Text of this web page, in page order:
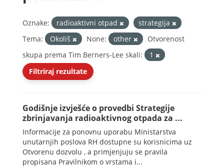
Oznake: radioaktivni otpad
strategija
Tema:
Okoliš None: other
Otvorenost
skupa prema Tim Berners-Lee skali:
1
Filtriraj rezultate
Godišnje izvješće o provedbi Strategije
zbrinjavanja radioaktivnog otpada za ...
Informacije za ponovnu uporabu Ministarstva
unutarnjih poslova RH dostupne su korisnicima uz
Otvorenu dozvolu , a primjenjuju se pravila
propisana Pravilnikom o vrstama i...